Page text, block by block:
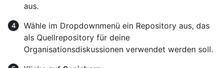
aus.
Wähle im Dropdownmenü ein Repository aus, das
als Quellrepository für deine
Organisationsdiskussionen verwendet werden soll.